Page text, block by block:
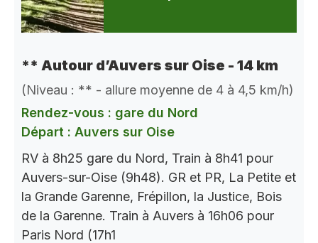
** Autour d’Auvers sur Oise - 14 km
(Niveau : ** - allure moyenne de 4 à 4,5 km/h)
Rendez-vous : gare du Nord
Départ : Auvers sur Oise
RV à 8h25 gare du Nord, Train à 8h41 pour
Auvers-sur-Oise (9h48). GR et PR, La Petite et
la Grande Garenne, Frépillon, la Justice, Bois
de la Garenne. Train à Auvers à 16h06 pour
Paris Nord (17h1